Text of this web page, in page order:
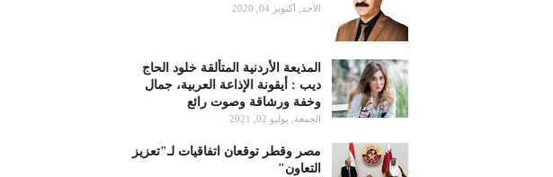
الأحد, أكتوبر 04, 2020
المذيعة الأردنية المتألقة خلود الحاج
ديب : أيقونة الإذاعة العربية، جمال
وخفة ورشاقة وصوت رائع
الجمعة, يوليو 02, 2021
مصر وقطر توقعان اتفاقيات لـ"تعزيز
التعاون"